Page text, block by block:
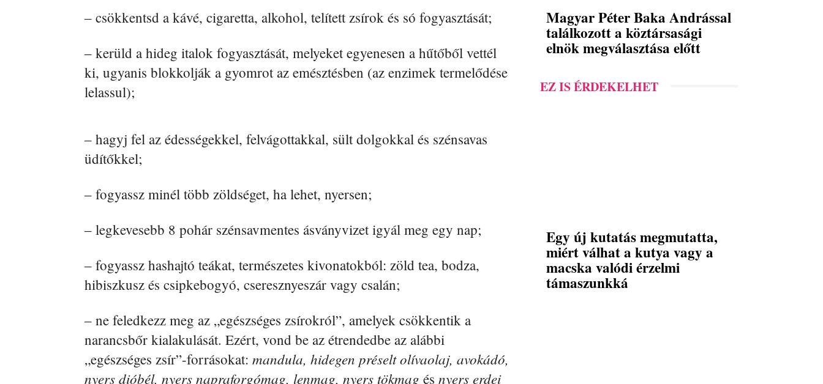
– csökkentsd a kávé, cigaretta, alkohol, telített zsírok és só fogyasztását;
– kerüld a hideg italok fogyasztását, melyeket egyenesen a hűtőből vettél
ki, ugyanis blokkolják a gyomrot az emésztésben (az enzimek termelődése
lelassul);
– hagyj fel az édességekkel, felvágottakkal, sült dolgokkal és szénsavas
üdítőkkel;
– fogyassz minél több zöldséget, ha lehet, nyersen;
– legkevesebb 8 pohár szénsavmentes ásványvizet igyál meg egy nap;
– fogyassz hashajtó teákat, természetes kivonatokból: zöld tea, bodza,
hibiszkusz és csipkebogyó, cseresznyeszár vagy csalán;
– ne feledkezz meg az „egészséges zsírokról”, amelyek csökkentik a
narancsbőr kialakulását. Ezért, vond be az étrendedbe az alábbi
„egészséges zsír”-forrásokat: mandula, hidegen préselt olívaolaj, avokádó,
nyers dióbél, nyers napraforgómag, lenmag, nyers tökmag és nyers erdei
Magyar Péter Baka Andrással
találkozott a köztársasági
elnök megválasztása előtt
EZ IS ÉRDEKELHET
Egy új kutatás megmutatta,
miért válhat a kutya vagy a
macska valódi érzelmi
támaszunkká